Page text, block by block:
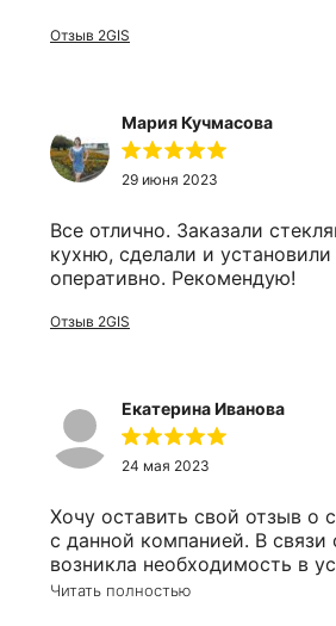
замеряли, соорентировали
Отзыв 2GIS
Мария Кучмасова
29 июня 2023
Все отлично. Заказали
кухню, сделали и установили
оперативно. Рекомендую!
Отзыв 2GIS
Екатерина Иванова
24 мая 2023
Хочу оставить свой отзыв о
с данной компанией. В связи
возникла необходимость в
зеркала в ванную комнату.
Читать полностью